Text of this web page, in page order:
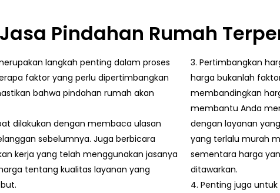
Pindahan Rumah
langkah penting dalam proses
faktor yang perlu dipertimbangkan
bahwa pindahan rumah akan
dilakukan dengan membaca ulasan
sebelumnya. Juga berbicara
kerja yang telah menggunakan jasanya
tentang kualitas layanan yang
3. Pertimbangkan
harga bukanlah
membandingkan
membantu Anda
dengan layanan
yang terlalu murah
sementara harga
ditawarkan.
4. Penting juga